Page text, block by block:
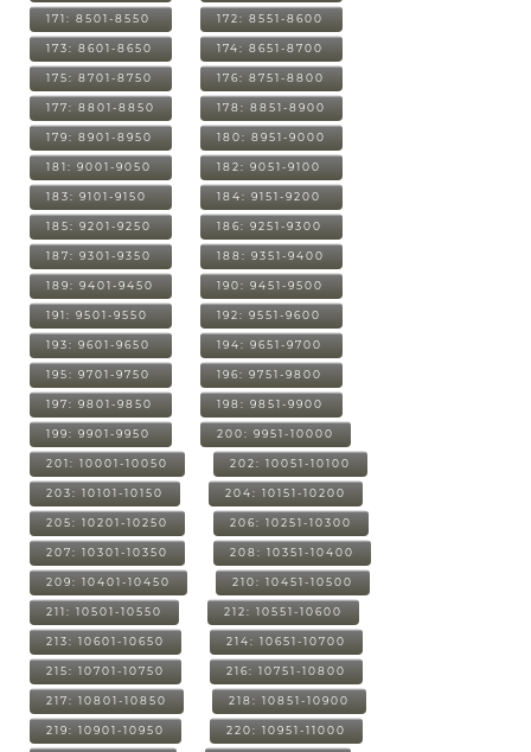
171: 8501-8550 172: 8551-8600
173: 8601-8650 174: 8651-8700
175: 8701-8750 176: 8751-8800
177: 8801-8850 178: 8851-8900
179: 8901-8950 180: 8951-9000
181: 9001-9050 182: 9051-9100
183: 9101-9150 184: 9151-9200
185: 9201-9250 186: 9251-9300
187: 9301-9350 188: 9351-9400
189: 9401-9450 190: 9451-9500
191: 9501-9550 192: 9551-9600
193: 9601-9650 194: 9651-9700
195: 9701-9750 196: 9751-9800
197: 9801-9850 198: 9851-9900
199: 9901-9950 200: 9951-10000
201: 10001-10050 202: 10051-10100
203: 10101-10150 204: 10151-10200
205: 10201-10250 206: 10251-10300
207: 10301-10350 208: 10351-10400
209: 10401-10450 210: 10451-10500
211: 10501-10550 212: 10551-10600
213: 10601-10650 214: 10651-10700
215: 10701-10750 216: 10751-10800
217: 10801-10850 218: 10851-10900
219: 10901-10950 220: 10951-11000